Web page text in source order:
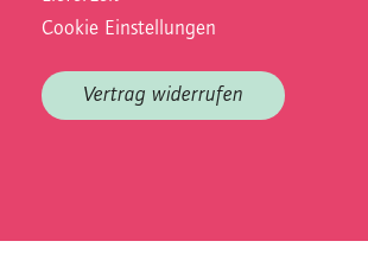
Cookie Einstellungen
Vertrag widerrufen